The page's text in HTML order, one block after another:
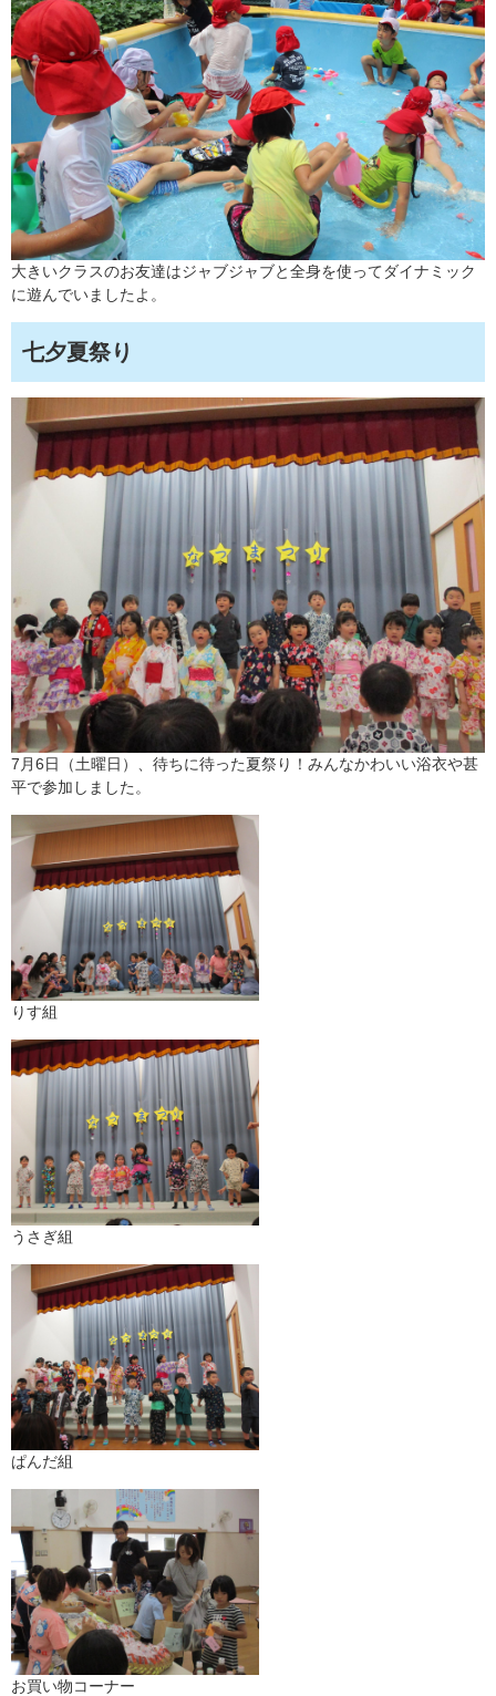
大きいクラスのお友達はジャブジャブと全身を使ってダイナミック
に遊んでいましたよ。
七夕夏祭り
7月6日（土曜日）、待ちに待った夏祭り！みんなかわいい浴衣や甚
平で参加しました。
りす組
うさぎ組
ぱんだ組
お買い物コーナー